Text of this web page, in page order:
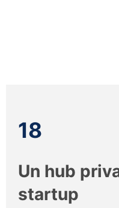
18
Un hub
startup